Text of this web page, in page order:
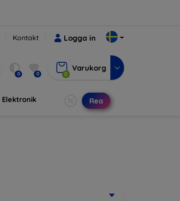
Kontakt Logga in
0 0 0
Varukorg
Elektronik Rea